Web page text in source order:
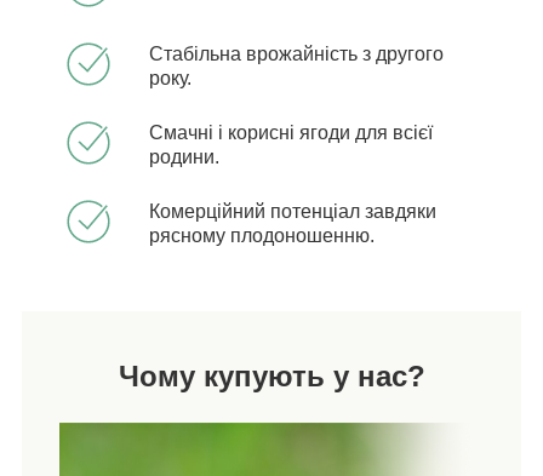
Стабільна врожайність з другого
року.
Смачні і корисні ягоди для всієї
родини.
Комерційний потенціал завдяки
рясному плодоношенню.
Чому купують у нас?